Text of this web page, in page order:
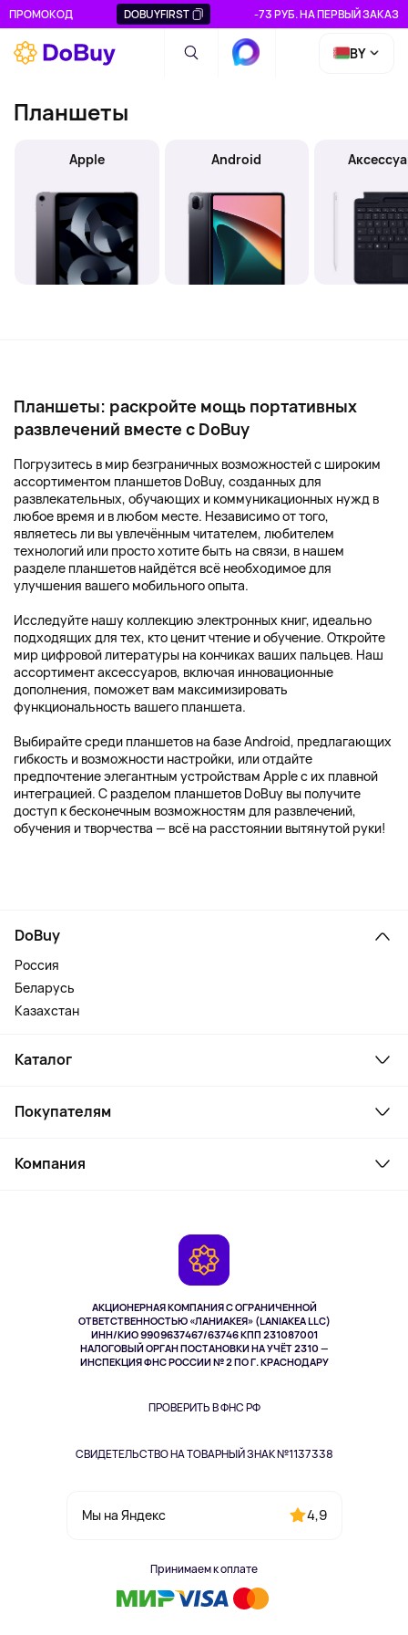
ПРОМОКОД DOBUYFIRST -73 РУБ. НА ПЕРВЫЙ ЗАКАЗ
BY
Планшеты
Apple Android
Планшеты: раскройте мощь портативных
развлечений вместе с DoBuy
Погрузитесь в мир безграничных возможностей с широким
ассортиментом планшетов DoBuy, созданных для
развлекательных, обучающих и коммуникационных нужд в
любое время и в любом месте. Независимо от того,
являетесь ли вы увлечённым читателем, любителем
технологий или просто хотите быть на связи, в нашем
разделе планшетов найдётся всё необходимое для
улучшения вашего мобильного опыта.
Исследуйте нашу коллекцию электронных книг, идеально
подходящих для тех, кто ценит чтение и обучение. Откройте
мир цифровой литературы на кончиках ваших пальцев. Наш
ассортимент аксессуаров, включая инновационные
дополнения, поможет вам максимизировать
функциональность вашего планшета.
Выбирайте среди планшетов на базе Android, предлагающих
гибкость и возможности настройки, или отдайте
предпочтение элегантным устройствам Apple с их плавной
интеграцией. С разделом планшетов DoBuy вы получите
доступ к бесконечным возможностям для развлечений,
обучения и творчества — всё на расстоянии вытянутой руки!
АКЦИОНЕРНАЯ КОМПАНИЯ С ОГРАНИЧЕННОЙ
ОТВЕТСТВЕННОСТЬЮ «ЛАНИАКЕЯ» (LANIAKEA LLC)
ИНН/КИО 9909637467/63746 КПП 231087001
НАЛОГОВЫЙ ОРГАН ПОСТАНОВКИ НА УЧЁТ 2310 —
ИНСПЕКЦИЯ ФНС РОССИИ № 2 ПО Г. КРАСНОДАРУ
ПРОВЕРИТЬ В ФНС РФ
СВИДЕТЕЛЬСТВО НА ТОВАРНЫЙ ЗНАК №1137338
Мы на Яндекс 4,9
Принимаем к оплате
DoBuy
Россия
Беларусь
Казахстан
Каталог
Ноутбуки, мониторы, VR
Косметика и уход
Здоровье питомцев
Одежда и аксессуары
Покупателям
Как заказать
Компания